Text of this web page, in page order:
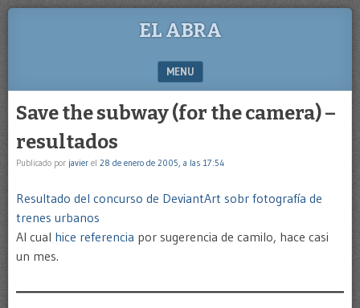
EL ABRA
MENU
Save the subway (for the camera) –
resultados
Publicado por javier el 28 de enero de 2005, a las 17:54
Resultado del concurso de DeviantArt sobr fotografía de
trenes urbanos
Al cual hice referencia por sugerencia de camilo, hace casi
un mes.